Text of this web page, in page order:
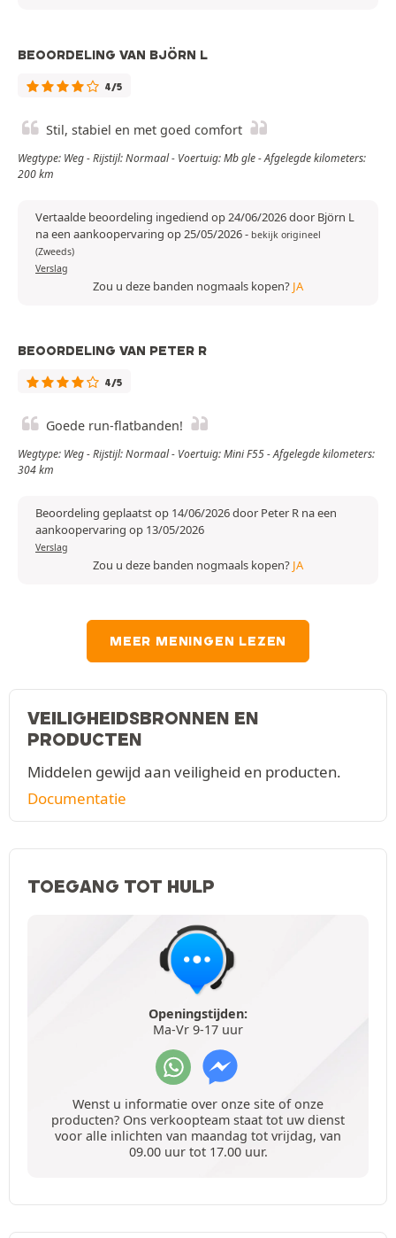
BEOORDELING VAN BJÖRN L
4/5
Stil, stabiel en met goed comfort
Wegtype: Weg - Rijstijl: Normaal - Voertuig: Mb gle - Afgelegde kilometers:
200 km
Vertaalde beoordeling ingediend op 24/06/2026 door Björn L
na een aankoopervaring op 25/05/2026- bekijk origineel
(Zweeds)
Verslag
Zou u deze banden nogmaals kopen? JA
BEOORDELING VAN PETER R
4/5
Goede run-flatbanden!
Wegtype: Weg - Rijstijl: Normaal - Voertuig: Mini F55 - Afgelegde kilometers:
304 km
Beoordeling geplaatst op 14/06/2026 door Peter R na een
aankoopervaring op 13/05/2026
Verslag
Zou u deze banden nogmaals kopen? JA
MEER MENINGEN LEZEN
VEILIGHEIDSBRONNEN EN
PRODUCTEN
Middelen gewijd aan veiligheid en producten.
Documentatie
TOEGANG TOT HULP
Openingstijden:
Ma-Vr 9-17 uur
Wenst u informatie over onze site of onze
producten? Ons verkoopteam staat tot uw dienst
voor alle inlichten van maandag tot vrijdag, van
09.00 uur tot 17.00 uur.